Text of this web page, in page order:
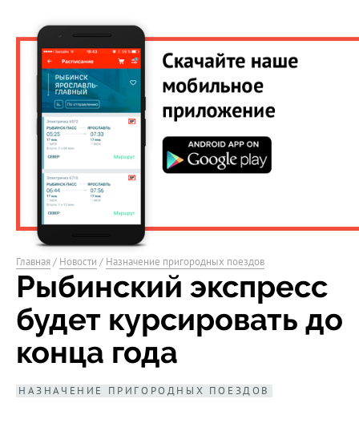
Главная/ Новости / Назначение пригородных поездов
Рыбинский экспресс
будет курсировать до
конца года
НАЗНАЧЕНИЕ ПРИГОРОДНЫХ ПОЕЗДОВ